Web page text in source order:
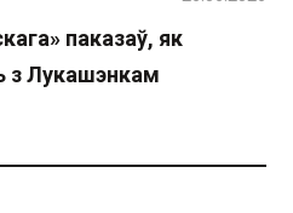
паказаў, як
з Лукашэнкам